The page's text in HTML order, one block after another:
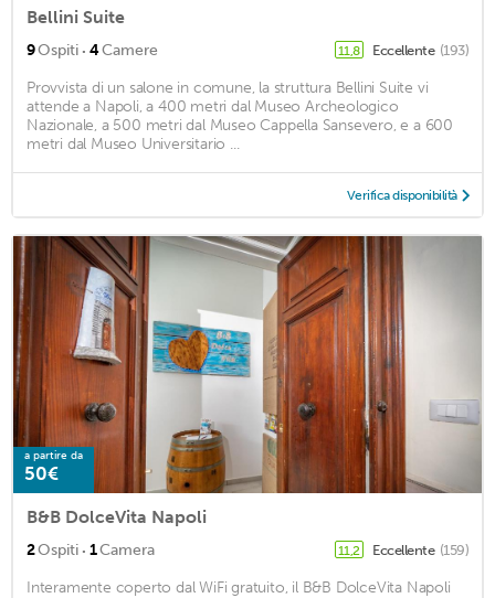
Bellini Suite
9Ospiti · 4Camere 11,8 Eccellente (193)
Provvista di un salone in comune, la struttura Bellini Suite vi
attende a Napoli, a 400 metri dal Museo Archeologico
Nazionale, a 500 metri dal Museo Cappella Sansevero, e a 600
metri dal Museo Universitario ...
Verifica disponibilità
a partire da
50€
B&B DolceVita Napoli
2Ospiti · 1Camera 11,2 Eccellente (159)
Interamente coperto dal WiFi gratuito, il B&B DolceVita Napoli